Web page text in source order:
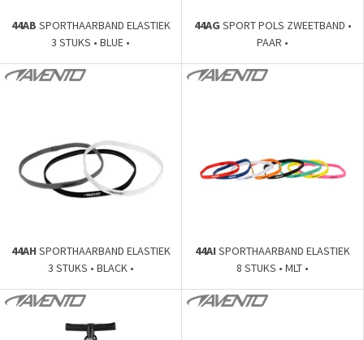
44AB SPORTHAARBAND ELASTIEK
3 STUKS • BLUE •
44AG SPORT POLS ZWEETBAND •
PAAR •
44AH SPORTHAARBAND ELASTIEK
3 STUKS • BLACK •
44AI SPORTHAARBAND ELASTIEK
8 STUKS • MLT •